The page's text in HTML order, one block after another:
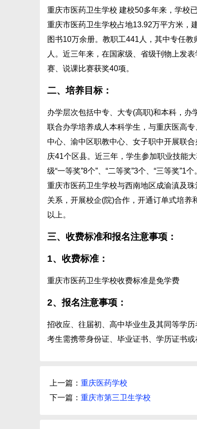
重庆市医药卫生学校 建校50多年来，学校
重庆市医药卫生学校占地13.92万平方米，
图书10万余册。教职工441人，其中专任
人。近三年来，在国家级、省级刊物上发
赛、说课比赛获奖40项。
二、培养目标：
办学层次包括中专、大专(高职)和本科，
联合办学培养成人本科学生，与重庆医高
中心、渝中区职教中心、女子职中开展联
庆41个区县。近三年，学生参加职业技能大
级“一等奖”8个”、“二等奖”3个、“三等奖”1个
重庆市医药卫生学校与西南地区成渝滇及
关系，开展校企(院)合作，开通订单式培
以上。
三、收费标准和报名注意事项：
1、收费标准：
重庆市医药卫生学校收费标准是免学费
2、报名注意事项：
招收应、往届初、高中毕业生及其同等学历
考生需携带身份证、毕业证书、学历证书
上一篇： 重庆医药学校
下一篇： 重庆市第三卫生学校